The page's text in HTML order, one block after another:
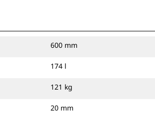
600 mm
174 l
121 kg
20 mm